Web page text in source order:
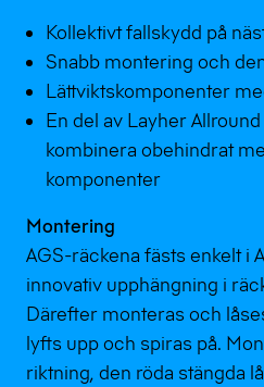
Kollektivt fallskydd på
Snabb montering och
Lättviktskomponenter
En del av Layher
kombinera obehindrat
komponenter
Montering
AGS-räckena fästs enkelt i
innovativ upphängning i
Därefter monteras och
lyfts upp och spiras på.
riktning, den röda stängda